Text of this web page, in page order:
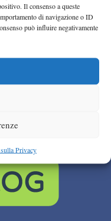
Il consenso a queste
di navigazione o ID
può influire negativamente
Privacy
100 di